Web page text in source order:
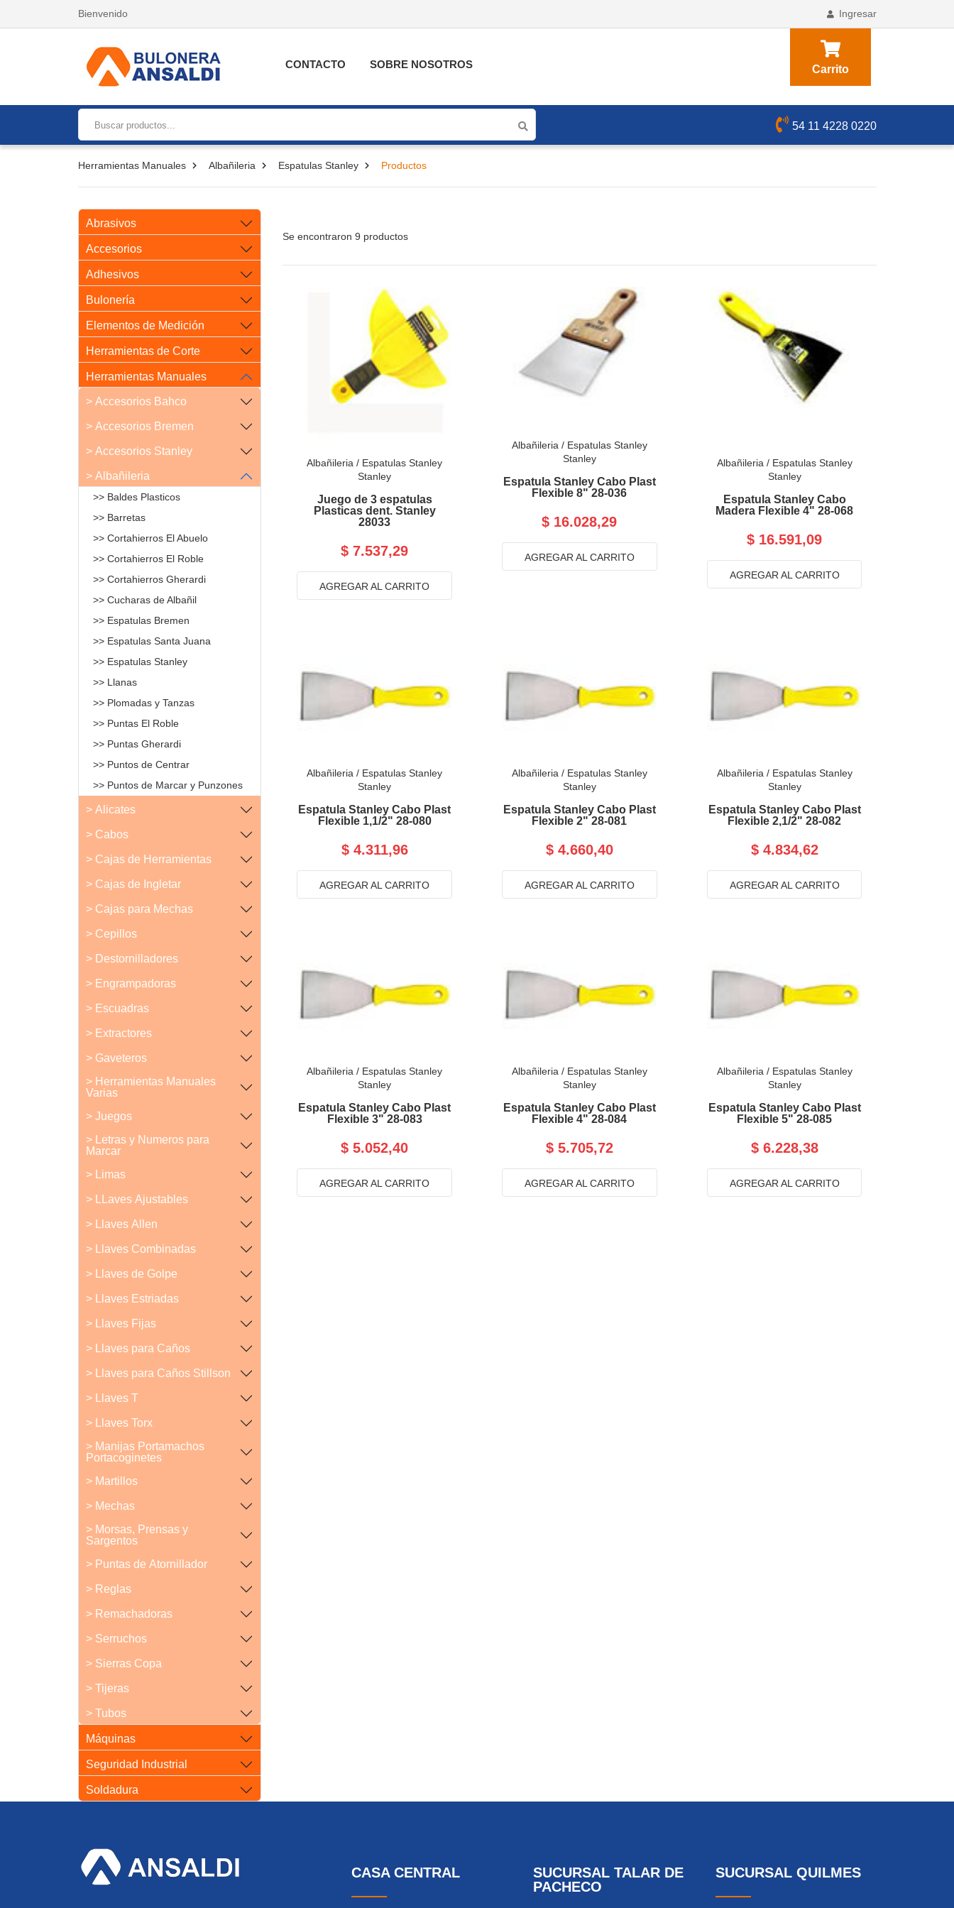
Bienvenido Ingresar
CONTACTO SOBRE NOSOTROS Carrito
54 11 4228 0220
Herramientas Manuales Albañileria Espatulas Stanley Productos
Abrasivos
Accesorios
Adhesivos
Bulonería
Elementos de Medición
Herramientas de Corte
Herramientas Manuales
> Accesorios Bahco
> Accesorios Bremen
> Accesorios Stanley
> Albañileria
>> Baldes Plasticos
>> Barretas
>> Cortahierros El Abuelo
>> Cortahierros El Roble
>> Cortahierros Gherardi
>> Cucharas de Albañil
>> Espatulas Bremen
>> Espatulas Santa Juana
>> Espatulas Stanley
>> Llanas
>> Plomadas y Tanzas
>> Puntas El Roble
>> Puntas Gherardi
>> Puntos de Centrar
>> Puntos de Marcar y Punzones
> Alicates
> Cabos
> Cajas de Herramientas
> Cajas de Ingletar
> Cajas para Mechas
> Cepillos
> Destornilladores
> Engrampadoras
> Escuadras
> Extractores
> Gaveteros
> Herramientas Manuales
Varias
> Juegos
> Letras y Numeros para
Marcar
> Limas
> LLaves Ajustables
> Llaves Allen
> Llaves Combinadas
> Llaves de Golpe
> Llaves Estriadas
> Llaves Fijas
> Llaves para Caños
> Llaves para Caños Stillson
> Llaves T
> Llaves Torx
> Manijas Portamachos
Portacoginetes
> Martillos
> Mechas
> Morsas, Prensas y
Sargentos
> Puntas de Atornillador
> Reglas
> Remachadoras
> Serruchos
> Sierras Copa
> Tijeras
> Tubos
Máquinas
Seguridad Industrial
Soldadura
Se encontraron 9 productos
Albañileria / Espatulas Stanley
Stanley
Juego de 3 espatulas
Plasticas dent. Stanley
28033
$ 7.537,29
AGREGAR AL CARRITO
Albañileria / Espatulas Stanley
Stanley
Espatula Stanley Cabo Plast
Flexible 8" 28-036
$ 16.028,29
AGREGAR AL CARRITO
Albañileria / Espatulas Stanley
Stanley
Espatula Stanley Cabo
Madera Flexible 4" 28-068
$ 16.591,09
AGREGAR AL CARRITO
Albañileria / Espatulas Stanley
Stanley
Espatula Stanley Cabo Plast
Flexible 1,1/2" 28-080
$ 4.311,96
AGREGAR AL CARRITO
Albañileria / Espatulas Stanley
Stanley
Espatula Stanley Cabo Plast
Flexible 2" 28-081
$ 4.660,40
AGREGAR AL CARRITO
Albañileria / Espatulas Stanley
Stanley
Espatula Stanley Cabo Plast
Flexible 2,1/2" 28-082
$ 4.834,62
AGREGAR AL CARRITO
Albañileria / Espatulas Stanley
Stanley
Espatula Stanley Cabo Plast
Flexible 3" 28-083
$ 5.052,40
AGREGAR AL CARRITO
Albañileria/ Espatulas Stanley
Stanley
Espatula Stanley Cabo Plast
Flexible 4" 28-084
$ 5.705,72
AGREGAR AL CARRITO
Albañileria/ Espatulas Stanley
Stanley
Espatula Stanley Cabo Plast
Flexible 5" 28-085
$ 6.228,38
AGREGAR AL CARRITO
CASA CENTRAL
SUCURSAL TALAR DE
PACHECO
SUCURSAL QUILMES